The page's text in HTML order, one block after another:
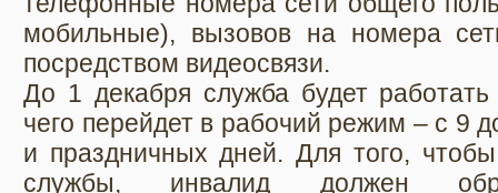
мобильные), вызовов на номера
посредством видеосвязи.
До 1 декабря служба будет
чего перейдет в рабочий режим – с 9
и праздничных дней. Для того, чтобы
службы, инвалид должен